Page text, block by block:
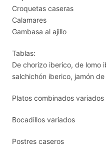
Croquetas caseras
Calamares
Gambasa al ajillo
Tablas:
De chorizo iberico, de lomo
salchichón iberico, jamón
Platos combinados variados
Bocadillos variados
Postres caseros